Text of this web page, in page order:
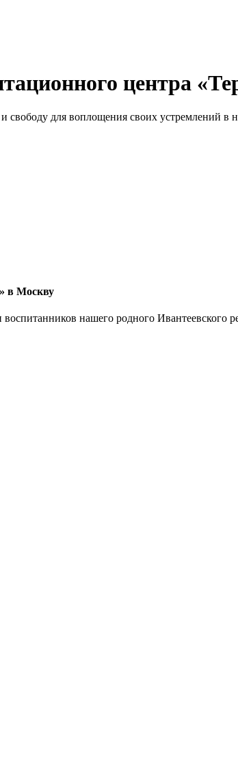
центра
свободу для воплощения своих устремлений в
в Москву
нашего родного Ивантеевского